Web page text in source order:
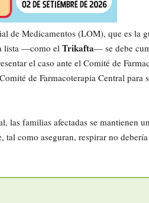
de Medicamentos (LOM), que es la
lista —como el Trikafta— se debe
el caso ante el Comité de
de Farmacoterapia Central para
las familias afectadas se mantienen
como aseguran, respirar no